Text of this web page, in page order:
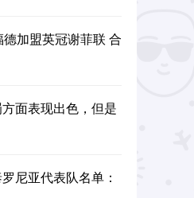
加盟英冠谢菲联 合
面表现出色，但是
尼亚代表队名单：